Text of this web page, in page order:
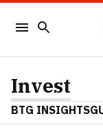
Invest
BTG INSIGHTS